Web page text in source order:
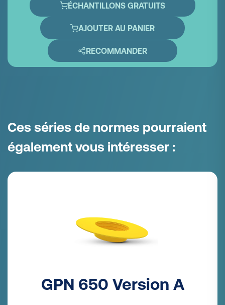
ÉCHANTILLONS GRATUITS
AJOUTER AU PANIER
RECOMMANDER
Ces séries de normes pourraient
également vous intéresser :
GPN 650 Version A